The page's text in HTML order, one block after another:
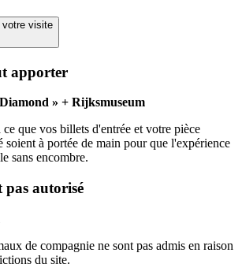
visite
apporter
» + Rijksmuseum
ce que vos billets d'entrée et votre pièce
soient à portée de main pour que l'expérience
sans encombre.
pas autorisé
de compagnie ne sont pas admis en raison
du site.